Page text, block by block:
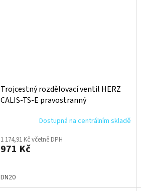
Trojcestný rozdělovací ventil HERZ
CALIS-TS-E pravostranný
Dostupná na centrálním skladě
1 174,91 Kč včetně DPH
971 Kč
DN20